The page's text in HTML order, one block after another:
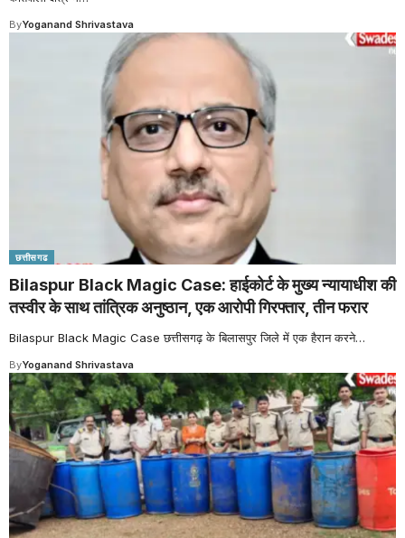
ByYoganand Shrivastava
छत्तीसगढ
Bilaspur Black Magic Case: हाईकोर्ट के मुख्य न्यायाधीश की
तस्वीर के साथ तांत्रिक अनुष्ठान, एक आरोपी गिरफ्तार, तीन फरार
Bilaspur Black Magic Case छत्तीसगढ़ के बिलासपुर जिले में एक हैरान करने…
ByYoganand Shrivastava